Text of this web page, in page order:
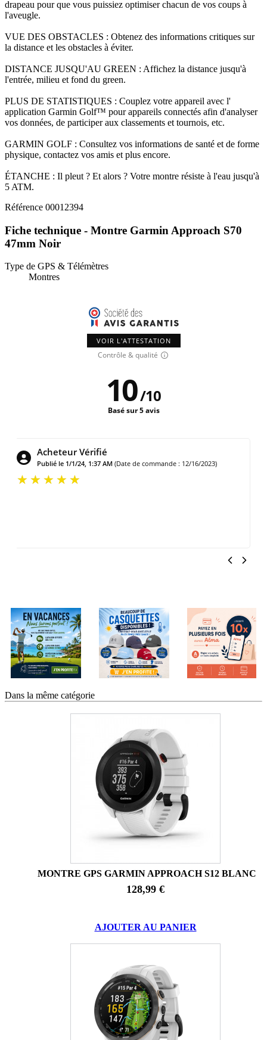
drapeau pour que vous puissiez optimiser chacun de vos coups à
l'aveugle.
VUE DES OBSTACLES : Obtenez des informations critiques sur
la distance et les obstacles à éviter.
DISTANCE JUSQU'AU GREEN : Affichez la distance jusqu'à
l'entrée, milieu et fond du green.
PLUS DE STATISTIQUES : Couplez votre appareil avec l'
application Garmin Golf™ pour appareils connectés afin d'analyser
vos données, de participer aux classements et tournois, etc.
GARMIN GOLF : Consultez vos informations de santé et de forme
physique, contactez vos amis et plus encore.
ÉTANCHE : Il pleut ? Et alors ? Votre montre résiste à l'eau jusqu'à
5 ATM.
Référence 00012394
Fiche technique - Montre Garmin Approach S70
47mm Noir
Type de GPS & Télémètres
Montres
VOIR L'ATTESTATION
Contrôle & qualité
10/10
Basé sur 5 avis
de commande : 11/23/2025) Publié le 8/18/25, 6:38 AM
Dans la même catégorie
MONTRE GPS GARMIN APPROACH S12 BLANC
128,99 €
AJOUTER AU PANIER